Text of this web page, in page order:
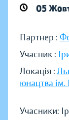
05
Партнер :
Учасник :
Локація :
юнацтва ім.
Учасники: